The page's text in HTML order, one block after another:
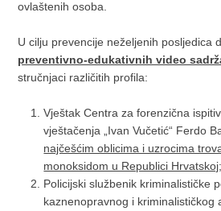
ovlaštenih osoba.
U cilju prevencije neželjenih posljedica
preventivno-edukativnih video
stručnjaci različitih profila:
Vještak Centra za forenzična
vještačenja „Ivan Vučetić“ Ferdo
najčešćim oblicima i uzrocima
monoksidom u Republici Hrvatskoj;
Policijski službenik kriminalističke
kaznenopravnog i kriminalističkog